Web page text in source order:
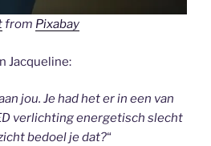
from Pixabay
Jacqueline:
jou. Je had het er in een van
verlichting energetisch slecht
bedoel je dat?“